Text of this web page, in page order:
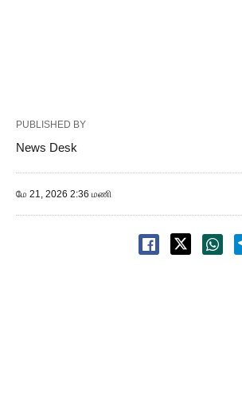
PUBLISHED BY
News Desk
மே 21, 2026 2:36 மணி